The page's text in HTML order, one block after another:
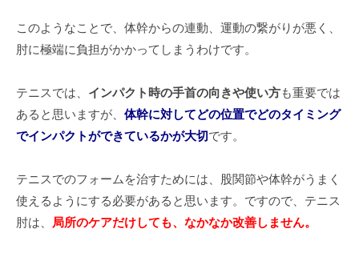
このようなことで、体幹からの連動、運動の繋がりが悪く、
肘に極端に負担がかかってしまうわけです。
テニスでは、 インパクト時の手首の向きや使い方も重要では
あると思いますが、 体幹に対してどの位置でどのタイミング
でインパクトができているかが大切です。
テニスでのフォームを治すためには、股関節や体幹がうまく
使えるようにする必要があると思います。ですので、テニス
肘は、
局所のケアだけしても、なかなか改善しません。